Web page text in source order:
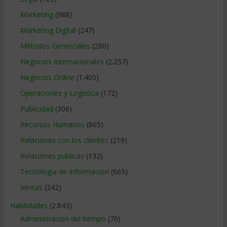
Marketing(988)
Marketing Digital (247)
Métodos Gerenciales (280)
Negocios Internacionales (2.257)
Negocios Online (1.405)
Operaciones y Logística (172)
Publicidad (306)
Recursos Humanos (865)
Relaciones con los clientes (219)
Relaciones publicas (132)
Tecnologia de Informacion (665)
Ventas (242)
Habilidades (2.843)
Administracion del tiempo (70)